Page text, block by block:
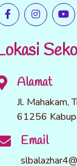
Alamat
Jl. Mahakam,
61256
Email